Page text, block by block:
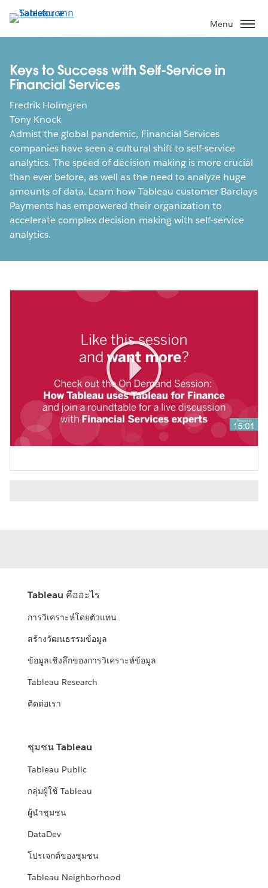
ไป
ที่
หลัก
Menu
Keys to Success with Self-Service in
Financial Services
Fredrik Holmgren
Tony Knock
Admist the global pandemic, Financial Services
companies have seen a cultural shift to self-service
analytics. The speed of decision making is more crucial
than ever before, as well as the need to analyze huge
amounts of data. Learn how Tableau customer Barclays
Payments has empowered their organization to
accelerate complex decision making with self-service
analytics.
Play
Video
Tableau คืออะไร
การวิเคราะห์โดยตัวแทน
สร้างวัฒนธรรมข้อมูล
ข้อมูลเชิงลึกของการวิเคราะห์ข้อมูล
Tableau Research
ติดต่อเรา
ชุมชน Tableau
Tableau Public
กลุ่มผู้ใช้ Tableau
ผู้นำชุมชน
DataDev
โปรเจกต์ของชุมชน
Tableau Neighborhood